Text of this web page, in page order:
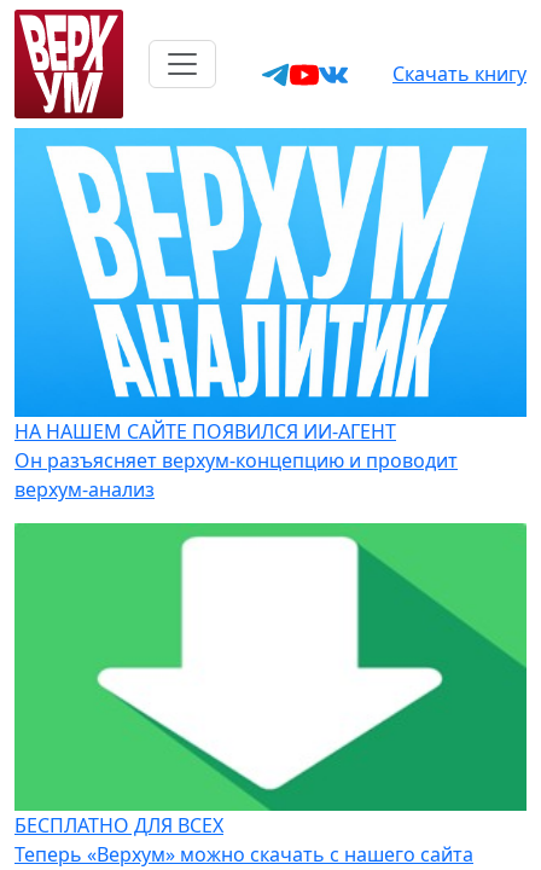
Скачать книгу
НА НАШЕМ САЙТЕ ПОЯВИЛСЯ ИИ-АГЕНТ
Он разъясняет верхум-концепцию и проводит
верхум-анализ
БЕСПЛАТНО ДЛЯ ВСЕХ
Теперь «Верхум» можно скачать с нашего сайта